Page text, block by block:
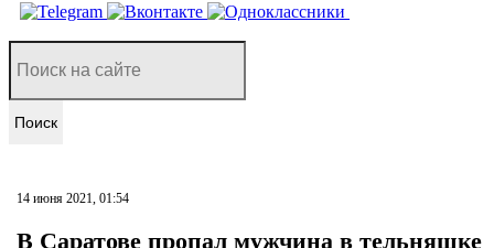
Поиск
14 июня 2021, 01:54
В Саратове пропал мужчина в тельняшке